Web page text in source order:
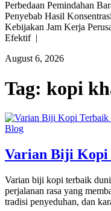
Perbedaan Pemindahan
Penyebab Hasil
Kebijakan Jam Kerja
Efektif |
August 6, 2026
Tag: kopi
Blog
Varian Biji Kopi
Varian biji kopi terbaik
perjalanan rasa yang
tradisi penyeduhan, dan